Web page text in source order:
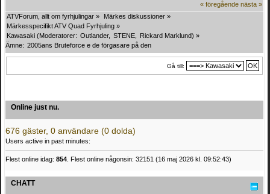
« föregående nästa »
ATVForum, allt om fyrhjulingar » Märkes diskussioner »
Märkesspecifikt ATV Quad Fyrhjuling »
Kawasaki (Moderatorer: Outlander, STENE Rickard Marklund) »
Ämne: 2005ans Bruteforce e de förgasare på den
Gå till:
Online just nu.
676 gäster, 0 användare (0 dolda)
Users active in past minutes:
Flest online idag: 854 . Flest online någonsin: 32151 (16 maj 2026 kl. 09:52:43)
CHATT